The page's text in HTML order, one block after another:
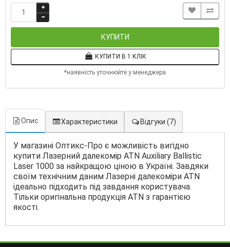
КУПИТИ
КУПИТИ В 1 КЛІК
*наявність уточнюйте у менеджера
Опис Характеристики Відгуки (7)
У магазині Оптикс-Про є можливість вигідно
купити Лазерний далекомір ATN Auxiliary Ballistic
Laser 1000 за найкращою ціною в Україні. Завдяки
своїм технічним даним Лазерні далекоміри ATN
ідеально підходить під завдання користувача.
Тільки оригінальна продукція ATN з гарантією
якості.